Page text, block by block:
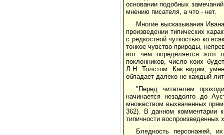
основании подобных
мнению писателя, а что - нет.
Многие высказывания
произведении типических
с редкостной чуткостью ко
тонкое чувство природы,
вот чем определяется этот
поклонников, число коих
Л.Н. Толстом. Как видим,
обладает далеко не каждый
"Перед читателем
начинается незадолго до
множеством выхваченных
362). В данном комментарии
типичности воспроизведенных
Бледность персонажей,